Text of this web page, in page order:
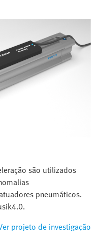
são utilizados
pneumáticos.
projeto de investigação